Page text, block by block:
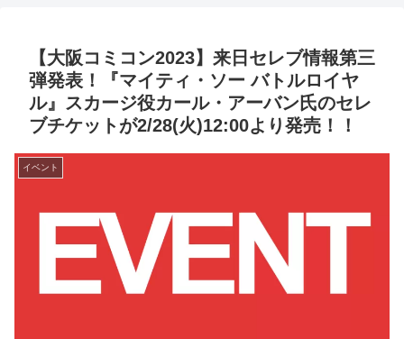
【大阪コミコン2023】来日セレブ情報第三
弾発表！『マイティ・ソー バトルロイヤ
ル』スカージ役カール・アーバン氏のセレ
ブチケットが2/28(火)12:00より発売！！
イベント